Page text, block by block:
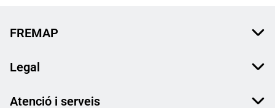
FREMAP
Legal
Atenció i serveis